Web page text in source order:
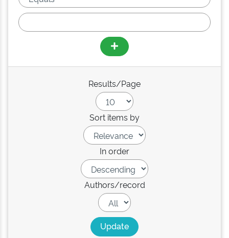
Results/Page
Sort items by
In order
Authors/record